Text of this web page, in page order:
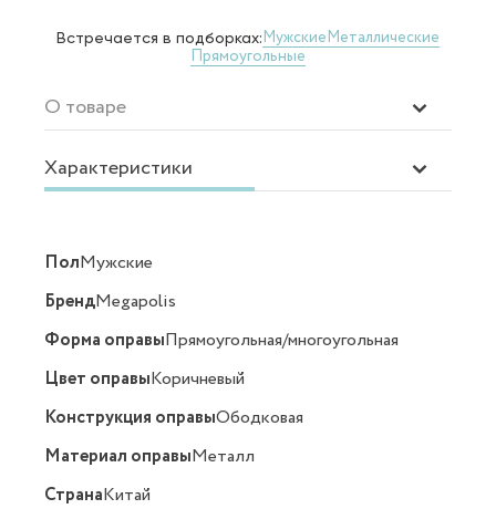
Встречается в подборках:МужскиеМеталлические
Прямоугольные
О товаре
Характеристики
ПолМужские
БрендMegapolis
Форма оправыПрямоугольная/многоугольная
Цвет оправыКоричневый
Конструкция оправыОбодковая
Материал оправыМеталл
СтранаКитай